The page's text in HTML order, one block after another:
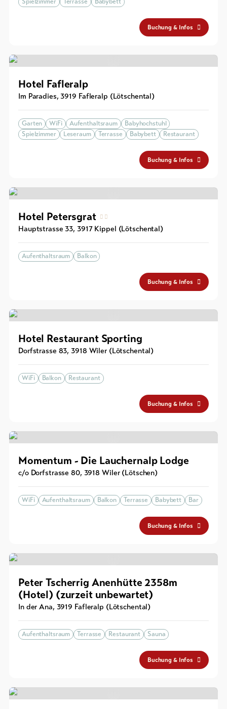
Buchung & Infos
Hotel Fafleralp
Im Paradies, 3919 Fafleralp (Lötschental)
Garten WiFi Aufenthaltsraum
Babyhochstuhl
Spielzimmer
Leseraum Terrasse Babybett Restaurant
Buchung & Infos
Hotel Petersgrat
Hauptstrasse 33, 3917 Kippel (Lötschental)
Aufenthaltsraum Balkon
Buchung & Infos
Hotel Restaurant Sporting
Dorfstrasse 83, 3918 Wiler (Lötschental)
WiFi Balkon Restaurant
Buchung & Infos
Momentum - Die Lauchernalp Lodge
c/o Dorfstrasse 80, 3918 Wiler (Lötschen)
WiFi Aufenthaltsraum Balkon Terrasse Babybett Bar
Buchung & Infos
Peter Tscherrig Anenhütte 2358m
(Hotel) (zurzeit unbewartet)
In der Ana, 3919 Fafleralp (Lötschental)
Aufenthaltsraum Terrasse Restaurant Sauna
Buchung & Infos